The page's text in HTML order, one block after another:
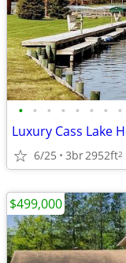
• • • • • • • •
6/25 3br2952ft2
$499,000